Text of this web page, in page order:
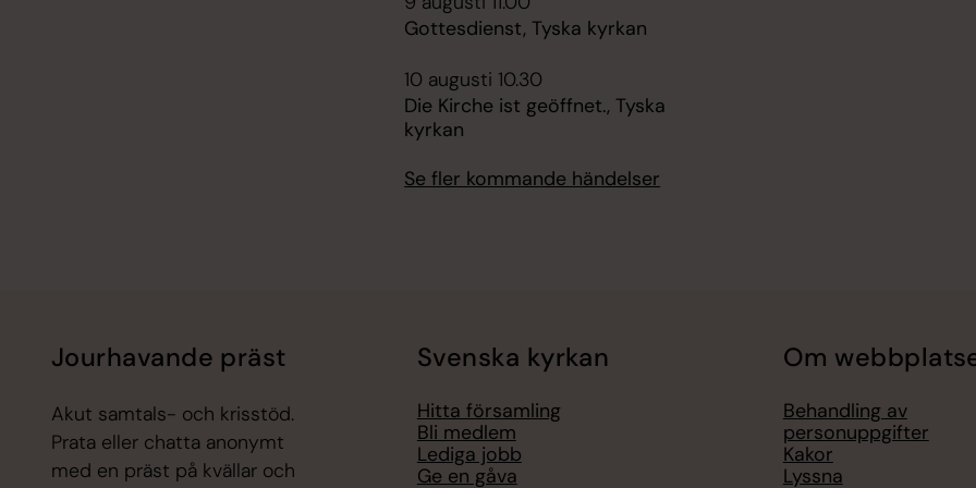
Gottesdienst, Tyska kyrkan
10 augusti 10.30
Die Kirche ist geöffnet., Tyska
kyrkan
Se fler kommande händelser
Jourhavande präst
Akut samtals- och krisstöd.
Prata eller chatta anonymt
med en präst på kvällar och
Svenska kyrkan
Hitta församling
Bli medlem
Lediga jobb
Ge en gåva
Om
Behandling av
personuppgifter
Kakor
Lyssna